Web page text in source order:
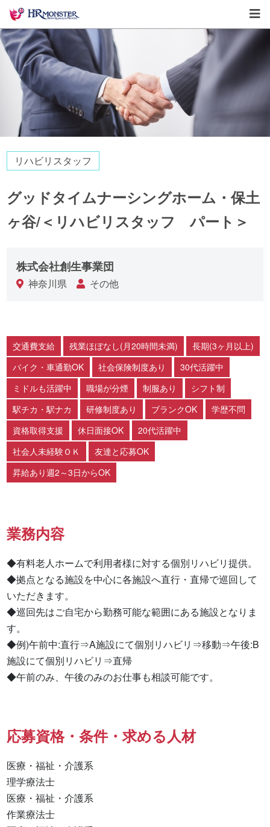
リハビリスタッフ
グッドタイムナーシングホーム・保土
ヶ谷/＜リハビリスタッフ パート＞
株式会社創生事業団
神奈川県 その他
交通費支給 残業ほぼなし(月20時間未満)
長期(3ヶ月以上)
バイク・車通勤OK
社会保険制度あり
30代活躍中
ミドルも活躍中
職場が分煙 制服あり
シフト制
駅チカ・駅ナカ
研修制度あり ブランクOK
学歴不問
資格取得支援
休日面接OK
20代活躍中
社会人未経験ＯＫ
友達と応募OK
昇給あり週2～3日からOK
業務内容
◆有料老人ホームで利用者様に対する個別リハビリ提供。
◆拠点となる施設を中心に各施設へ直行・直帰で巡回して
いただきます。
◆巡回先はご自宅から勤務可能な範囲にある施設となりま
す。
◆例)午前中:直行⇒A施設にて個別リハビリ⇒移動⇒午後:B
施設にて個別リハビリ⇒直帰
◆午前のみ、午後のみのお仕事も相談可能です。
応募資格・条件・求める人材
医療・福祉・介護系
理学療法士
医療・福祉・介護系
作業療法士